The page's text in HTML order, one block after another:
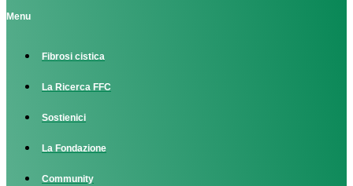
Menu
Fibrosi cistica
La Ricerca FFC
Sostienici
La Fondazione
Community